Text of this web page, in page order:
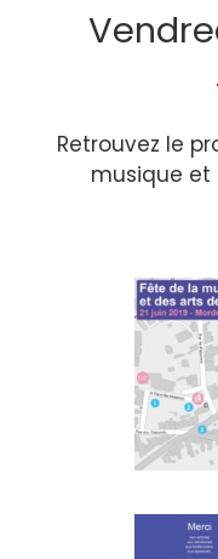
Retrouvez le
musique et